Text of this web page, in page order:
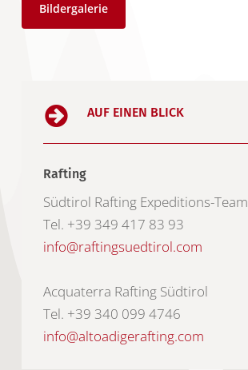
Bildergalerie
AUF EINEN BLICK
Rafting
Südtirol Rafting Expeditions-Team
Tel. +39 349 417 83 93
info@raftingsuedtirol.com
Acquaterra Rafting Südtirol
Tel. +39 340 099 4746
info@altoadigerafting.com